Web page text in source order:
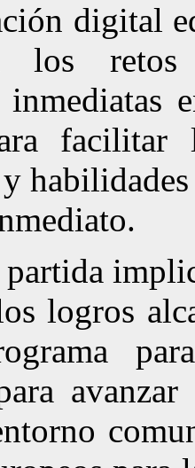
digital
los retos
logros
avanzar